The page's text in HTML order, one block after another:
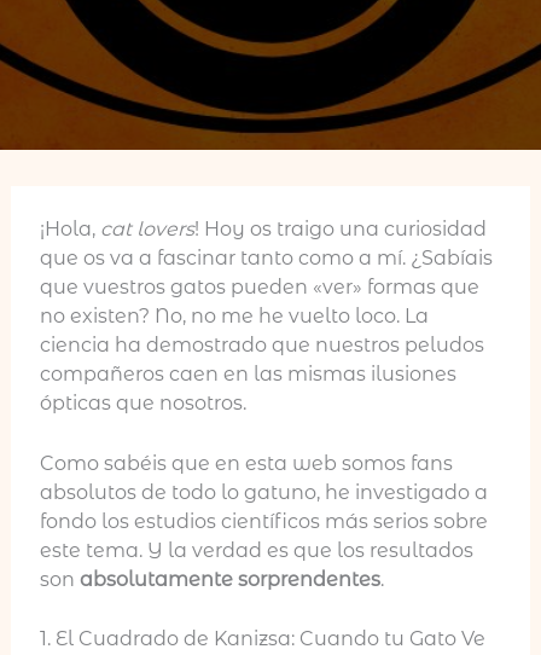
¡Hola, cat lovers! Hoy os traigo una curiosidad
que os va a fascinar tanto como a mí. ¿Sabíais
que vuestros gatos pueden «ver» formas que
no existen? No, no me he vuelto loco. La
ciencia ha demostrado que nuestros peludos
compañeros caen en las mismas ilusiones
ópticas que nosotros.
Como sabéis que en esta web somos fans
absolutos de todo lo gatuno, he investigado a
fondo los estudios científicos más serios sobre
este tema. Y la verdad es que los resultados
son absolutamente sorprendentes.
1. El Cuadrado de Kanizsa: Cuando tu Gato Ve